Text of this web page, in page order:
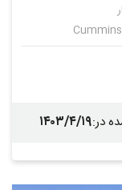
در:۱۴۰۳/۴/۱۹